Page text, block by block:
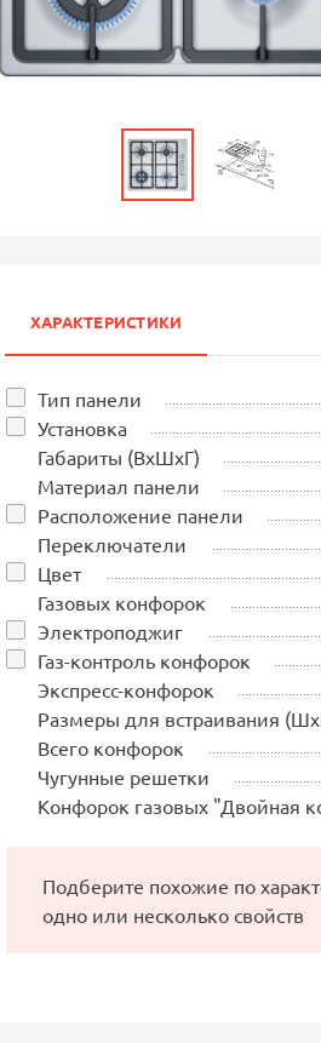
ХАРАКТЕРИСТИКИ
Тип панели
Установка
Габариты (ВхШхГ)
Материал панели
Расположение панели
Переключатели
Цвет
Газовых конфорок
Электроподжиг
Газ-контроль конфорок
Экспресс-конфорок
Размеры для встраивания
Всего конфорок
Чугунные решетки
Конфорок газовых "Двойная
Подберите похожие по
одно или несколько свойств